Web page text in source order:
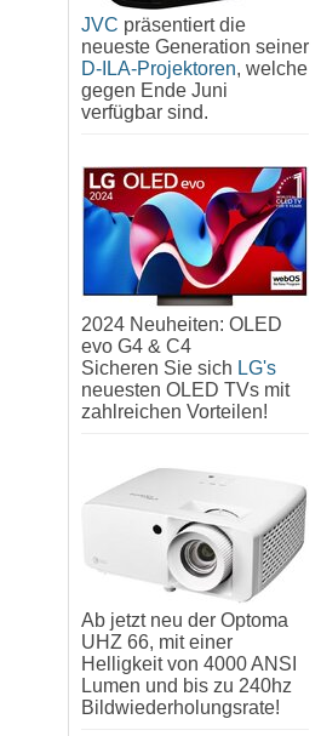
JVC präsentiert die
neueste Generation seiner
D-ILA-Projektoren, welche
gegen Ende Juni
verfügbar sind.
2024 Neuheiten: OLED
evo G4 & C4
Sicheren Sie sich LG's
neuesten OLED TVs mit
zahlreichen Vorteilen!
Ab jetzt neu der Optoma
UHZ 66, mit einer
Helligkeit von 4000 ANSI
Lumen und bis zu 240hz
Bildwiederholungsrate!